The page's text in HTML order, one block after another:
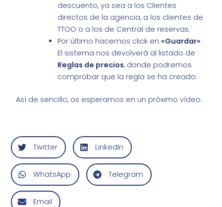
descuento, ya sea a los Clientes
directos de la agencia, a los clientes de
TTOO o a los de Central de reservas.
Por último hacemos click en «Guardar».
El sistema nos devolverá al listado de
Reglas de precios, donde podremos
comprobar que la regla se ha creado.
Así de sencillo, os esperamos en un próximo vídeo.
Twitter LinkedIn
WhatsApp Telegram
Email